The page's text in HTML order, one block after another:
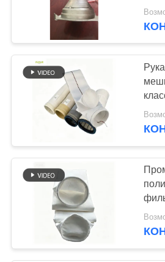
мешок для
фильтрации
Фильтр-
ПТФЭ
для
с